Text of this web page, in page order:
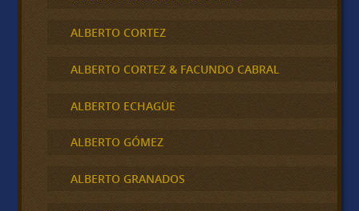
ALBERTO CORTEZ
ALBERTO CORTEZ & FACUNDO CABRAL
ALBERTO ECHAGÜE
ALBERTO GÓMEZ
ALBERTO GRANADOS